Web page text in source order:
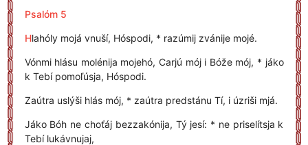
Psalóm 5
Hlahóly mojá vnuší, Hóspodi, * razúmij zvánije mojé.
Vónmi hlásu molénija mojehó, Carjú mój i Bóže mój, * jáko
k Tebí pomoľúsja, Hóspodi.
Zaútra uslýši hlás mój, * zaútra predstánu Tí, i úzriši mjá.
Jáko Bóh ne choťáj bezzakónija, Tý jesí: * ne priselítsja k
Tebí lukávnujaj,